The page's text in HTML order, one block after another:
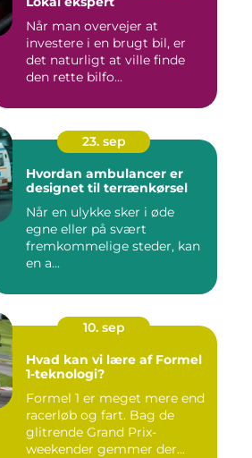
Når man overvejer at
investere i en brugt bil, er
det naturligt at ville finde
den rette bilfo...
23. sep
Hvordan ambulancer er
designet til terrænkørsel
Når en ulykke sker i øde
egne eller på svært
fremkommelige steder, kan
en a...
10. sep
Hvad kan vi lære af Formel
1-teknologi?
Formel 1 er meget mere end
racerløb og fart. Bag de
glitrende Grand Prix-
weekender gemmer der...